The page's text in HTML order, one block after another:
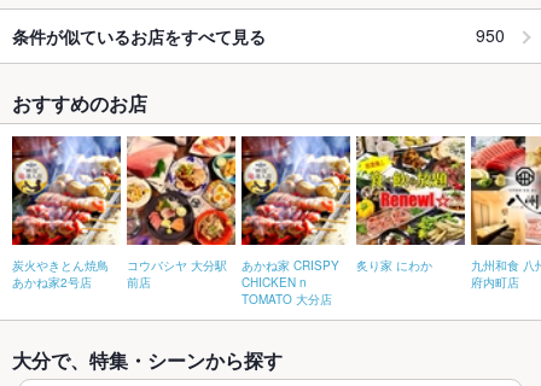
条件が似ているお店をすべて見る 950
おすすめのお店
炭火やきとん焼鳥
あかね家2号店
コウバシヤ 大分駅
前店
あかね家 CRISPY
CHICKEN n
TOMATO 大分店
炙り家 にわか
九州和食 八
府内町店
大分で、特集・シーンから探す